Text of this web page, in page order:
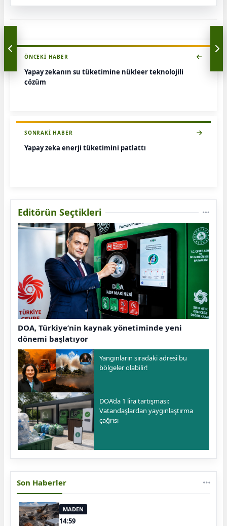
ÖNCEKI HABER
Yapay zekanın su tüketimine nükleer teknolojili
çözüm
SONRAKI HABER
Yapay zeka enerji tüketimini patlattı
Editörün Seçtikleri
DOA, Türkiye’nin kaynak yönetiminde yeni
dönemi başlatıyor
Yangınların sıradaki adresi bu
bölgeler olabilir!
DOA’da 1 lira tartışması:
Vatandaşlardan yaygınlaştırma
çağrısı
Son Haberler
MADEN
14:59